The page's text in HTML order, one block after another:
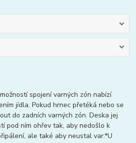
spojení varných zón nabízí
jídla. Pokud hrnec přetéká nebo se
do zadních varných zón. Deska jej
pod ním ohřev tak, aby nedošlo k
ale také aby neustal var.*U